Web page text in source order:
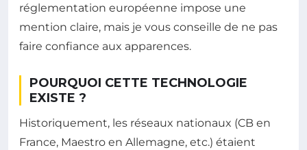
réglementation européenne impose une
mention claire, mais je vous conseille de ne pas
faire confiance aux apparences.
POURQUOI CETTE TECHNOLOGIE
EXISTE ?
Historiquement, les réseaux nationaux (CB en
France, Maestro en Allemagne, etc.) étaient